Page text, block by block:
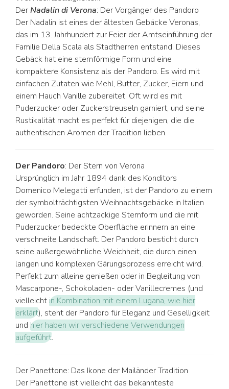
DerNadalin di Verona: Der Vorgänger des Pandoro
Der Nadalin ist eines der ältesten Gebäcke Veronas,
das im 13. Jahrhundert zur Feier der Amtseinführung der
Familie Della Scala als Stadtherren entstand. Dieses
Gebäck hat eine sternförmige Form und eine
kompaktere Konsistenz als der Pandoro. Es wird mit
einfachen Zutaten wie Mehl, Butter, Zucker, Eiern und
einem Hauch Vanille zubereitet. Oft wird es mit
Puderzucker oder Zuckerstreuseln garniert, und seine
Rustikalität macht es perfekt für diejenigen, die die
authentischen Aromen der Tradition lieben.
Der Pandoro: Der Stern von Verona
Ursprünglich im Jahr 1894 dank des Konditors
Domenico Melegatti erfunden, ist der Pandoro zu einem
der symbolträchtigsten Weihnachtsgebäcke in Italien
geworden. Seine achtzackige Sternform und die mit
Puderzucker bedeckte Oberfläche erinnern an eine
verschneite Landschaft. Der Pandoro besticht durch
seine außergewöhnliche Weichheit, die durch einen
langen und komplexen Gärungsprozess erreicht wird.
Perfekt zum alleine genießen oder in Begleitung von
Mascarpone-, Schokoladen- oder Vanillecremes (und
vielleichtin Kombination mit einem Lugana, wie hier
erklärt), steht der Pandoro für Eleganz und Geselligkeit
und hier haben wir verschiedene Verwendungen
aufgeführt.
Der Panettone: Das Ikone der Mailänder Tradition
Der Panettone ist vielleicht das bekannteste